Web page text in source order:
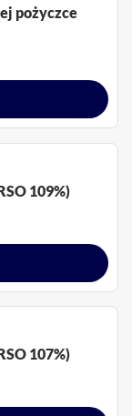
pożyczce
109%)
107%)